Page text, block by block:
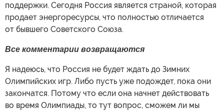
поддержки. Сегодня Россия является страной, которая
продает энергоресурсы, что полностью отличается
от бывшего Советского Союза.
Все комментарии возвращаются
Я надеюсь, что Россия не будет ждать до Зимних
Олимпийских игр. Либо пусть уже подождет, пока они
закончатся. Потому что если она начнет действовать
во время Олимпиады, то тут вопрос, сможем ли мы